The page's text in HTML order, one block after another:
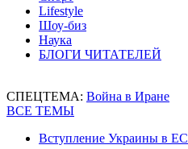
Lifestyle
Шоу-биз
Наука
БЛОГИ ЧИТАТЕЛЕЙ
СПЕЦТЕМА: Война в Иране
ВСЕ ТЕМЫ
Вступление Украины в ЕС